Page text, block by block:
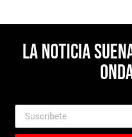
La noticia